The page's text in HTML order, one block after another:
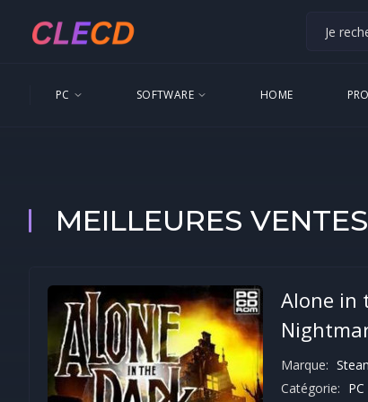
PC SOFTWARE HOME
MEILLEURES VENTES
Alone in
Marque:
Catégorie: